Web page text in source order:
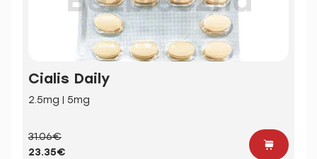
Cialis Daily
2.5mg | 5mg
31.06€
23.35€